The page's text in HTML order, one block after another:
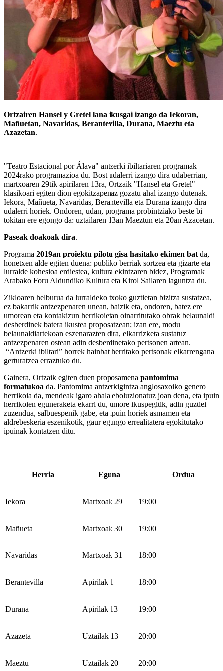
Ortzairen Hansel y Gretel lana ikusgai izango da Iekoran,
Mañuetan, Navaridas, Berantevilla, Durana, Maeztu eta
Azazetan.
"Teatro Estacional por Álava" antzerki ibiltariaren programak
2024rako programazioa du. Bost udalerri izango dira udaberrian,
martxoaren 29tik apirilaren 13ra, Ortzaik "Hansel eta Gretel"
klasikoari egiten dion egokitzapenaz gozatu ahal izango dutenak.
Iekora, Mañueta, Navaridas, Berantevilla eta Durana izango dira
udalerri horiek. Ondoren, udan, programa probintziako beste bi
tokitan ere egongo da: uztailaren 13an Maeztun eta 20an Azacetan.
Paseak doakoak dira.
Programa 2019an proiektu pilotu gisa hasitako ekimen bat da,
honetxen alde egiten duena: publiko berriak sortzea eta gizarte eta
lurralde kohesioa erdiestea, kultura ekintzaren bidez, Programak
Arabako Foru Aldundiko Kultura eta Kirol Sailaren laguntza du.
Zikloaren helburua da lurraldeko txoko guztietan bizitza sustatzea,
ez bakarrik antzezpenaren unean, baizik eta, ondoren, batez ere
umorean eta kontakizun herrikoietan oinarritutako obrak belaunaldi
desberdinek batera ikustea proposatzean; izan ere, modu
belaunaldiartekoan eszenarazten dira, elkarrizketa sustatuz
antzezpenaren ostean adin desberdinetako pertsonen artean.
“Antzerki ibiltari” horrek hainbat herritako pertsonak elkarrengana
gerturatzea erraztuko du.
Gainera, Ortzaik egiten duen proposamena pantomima
formatukoa da. Pantomima antzerkigintza anglosaxoiko genero
herrikoia da, mendeak igaro ahala eboluzionatuz joan dena, eta ipuin
herrikoien eguneraketa ekarri du, umore ikuspegitik, adin guztiei
zuzendua, salbuespenik gabe, eta ipuin horiek asmamen eta
aldrebeskeria eszenikotik, gaur egungo errealitatera egokitutako
ipuinak kontatzen ditu.
Herria Eguna Ordua
Iekora Martxoak 29 19:00
Mañueta Martxoak 30 19:00
Navaridas Martxoak 31 18:00
Berantevilla Apirilak 1 18:00
Durana Apirilak 13 19:00
Azazeta Uztailak 13 20:00
Maeztu Uztailak 20 20:00